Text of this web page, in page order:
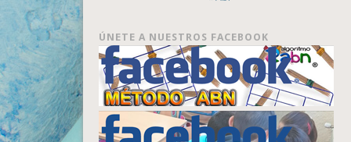
ÚNETE A NUESTROS FACEBOOK